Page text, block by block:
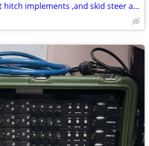
looking for 3 point hitch implements ,and skid steer attachments